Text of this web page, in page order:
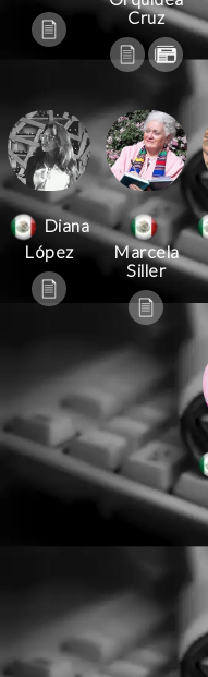
Cruz
Diana
López
Marcela
Siller